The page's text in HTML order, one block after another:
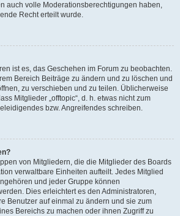
auch volle Moderationsberechtigungen haben,
Recht erteilt wurde.
ist es, das Geschehen im Forum zu beobachten.
Bereich Beiträge zu ändern und zu löschen und
zu verschieben und zu teilen. Üblicherweise
Mitglieder „offtopic“, d. h. etwas nicht zum
bzw. Angreifendes schreiben.
von Mitgliedern, die die Mitglieder des Boards
verwaltbare Einheiten aufteilt. Jedes Mitglied
und jeder Gruppe können
Dies erleichtert es den Administratoren,
Benutzer auf einmal zu ändern und sie zum
Bereichs zu machen oder ihnen Zugriff zu